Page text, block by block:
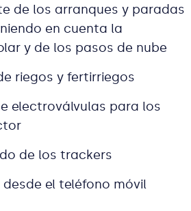
de los arranques y paradas
en cuenta la
y de los pasos de nube
riegos y fertirriegos
electroválvulas para los
de los trackers
el teléfono móvil